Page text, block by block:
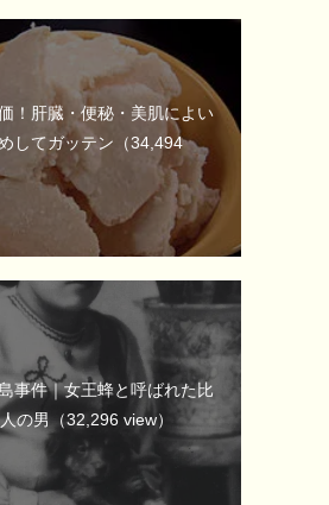
！肝臓・便秘・美肌によい
してガッテン （34,494
事件｜女王蜂と呼ばれた比
の男（32,296 view）